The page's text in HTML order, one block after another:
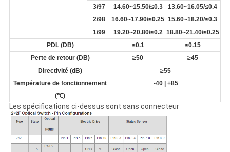
3/97
14.60~15.50/≤0.3
13.60~16.05/≤0.4
2/98
16.60~17.90/≤0.25 15.60~18.20/≤0.3
1/99
19.20~20.80/≤0.2 18.80~21.40/≤0.25
PDL (DB)
≤0.1
≤0.15
Perte de retour (DB)
≥50
≥45
Directivité (dB)
≥55
Température de fonctionnement
(℃)
-40 | +85
Les spécifications ci-dessus sont sans connecteur